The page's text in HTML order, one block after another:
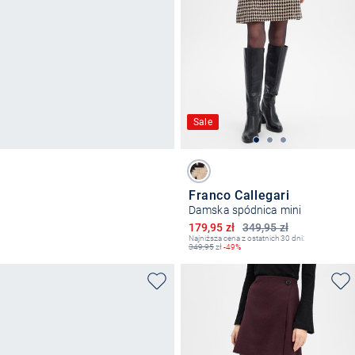
Sale
Franco Callegari
Damska spódnica mini
349,95 zł
Obniżona cena
179,95 zł
Najniższa cena z ostatnich 30 dni:
349,95zł-49%